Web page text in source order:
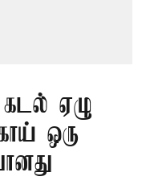
கடல் ஏழு
ஒரு